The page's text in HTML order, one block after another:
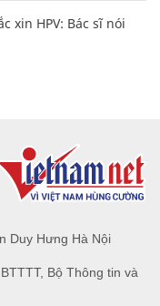
xin HPV: Bác sĩ nói
Duy Hưng Hà Nội
Bộ Thông tin và